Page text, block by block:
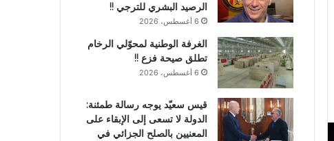
الرصيد البشري للترجي !!
6 أغسطس، 2026
الغرفة الوطنية لمحوّلي الرخام
تطلق صيحة فزع !!
6 أغسطس، 2026
قيس سعيّد يوجه رسالة طمئنة:
الدولة لا تسعى إلى الإبقاء على
المعنيين بالصلح الجزائي في